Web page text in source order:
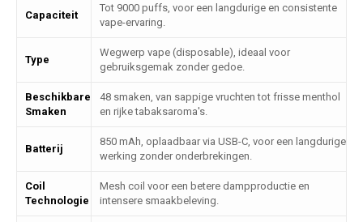
Capaciteit
Tot 9000 puffs, voor een langdurige en consistente
vape-ervaring.
Type
Wegwerp vape (disposable), ideaal voor
gebruiksgemak zonder gedoe.
Beschikbare
Smaken
48 smaken, van sappige vruchten tot frisse menthol
en rijke tabaksaroma's.
Batterij
850 mAh, oplaadbaar via USB-C, voor een langdurige
werking zonder onderbrekingen.
Coil
Technologie
Mesh coil voor een betere dampproductie en
intensere smaakbeleving.